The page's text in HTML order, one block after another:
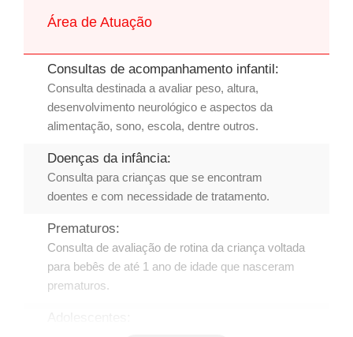
Área de Atuação
Consultas de acompanhamento infantil:
Consulta destinada a avaliar peso, altura,
desenvolvimento neurológico e aspectos da
alimentação, sono, escola, dentre outros.
Doenças da infância:
Consulta para crianças que se encontram
doentes e com necessidade de tratamento.
Prematuros:
Consulta de avaliação de rotina da criança voltada
para bebês de até 1 ano de idade que nasceram
prematuros.